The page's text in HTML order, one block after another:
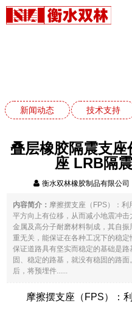
新闻动态 技术支持
叠层橡胶隔震支
座 LRB隔
衡水双林橡胶制品有限公司
内容简介： 摩擦摆支座（FPS）：
平方向上有位移，从而减小地震冲
金属及高分子耐磨材料制成，其自
重无关，能保证在各种工况下的稳
保证道路具有坚实而稳定的基础是
固、稳定的路基，就没有稳固的路
后，将预埋件......
摩擦摆支座（FPS）：